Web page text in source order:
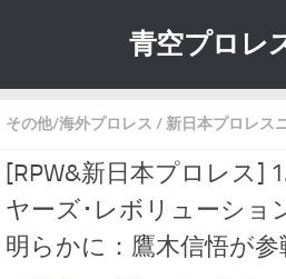
青空プロレ
その他/海外プロレス / 新日本プロレス
[RPW&新日本プロレス]
ヤーズ･レボリューショ
明らかに：鷹木信悟が参